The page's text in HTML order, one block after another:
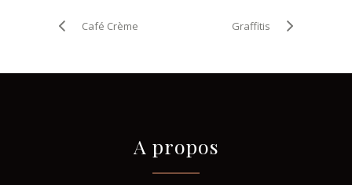
Café Crème Graffitis
A propos